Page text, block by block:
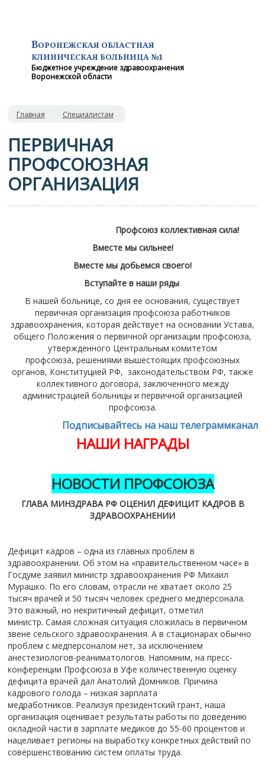
ВОРОНЕЖСКАЯ ОБЛАСТНАЯ
КЛИНИЧЕСКАЯ БОЛЬНИЦА №1
Бюджетное учреждение здравоохранения
Воронежской области
Главная Специалистам
ПЕРВИЧНАЯ
ПРОФСОЮЗНАЯ
ОРГАНИЗАЦИЯ
Профсоюз коллективная сила!
Вместе мы сильнее!
Вместе мы добьемся своего!
Вступайте в наши ряды
В нашей больнице, со дня ее основания, существует
первичная организация профсоюза работников
здравоохранения, которая действует на основании Устава,
общего Положения о первичной организации профсоюза,
утвержденного Центральным комитетом
профсоюза, решениями вышестоящих профсоюзных
органов, Конституцией РФ, законодательством РФ, также
коллективного договора, заключенного между
администрацией больницы и первичной организацией
профсоюза.
Подписывайтесь на наш телеграммканал
НАШИ НАГРАДЫ
НОВОСТИ ПРОФСОЮЗА
ГЛАВА МИНЗДРАВА РФ ОЦЕНИЛ ДЕФИЦИТ КАДРОВ В
ЗДРАВООХРАНЕНИИ
Дефицит кадров – одна из главных проблем в
здравоохранении. Об этом на «правительственном часе» в
Госдуме заявил министр здравоохранения РФ Михаил
Мурашко. По его словам, отрасли не хватает около 25
тысяч врачей и 50 тысяч человек среднего медперсонала.
Это важный, но некритичный дефицит, отметил
министр. Самая сложная ситуация сложилась в первичном
звене сельского здравоохранения. А в стационарах обычно
проблем с медперсоналом нет, за исключением
анестезиологов-реаниматологов. Напомним, на пресс-
конференции Профсоюза в Уфе количественную оценку
дефицита врачей дал Анатолий Домников. Причина
кадрового голода – низкая зарплата
медработников. Реализуя президентский грант, наша
организация оценивает результаты работы по доведению
окладной части в зарплате медиков до 55-60 процентов и
нацеливает регионы на выработку конкретных действий по
совершенствованию систем оплаты труда.